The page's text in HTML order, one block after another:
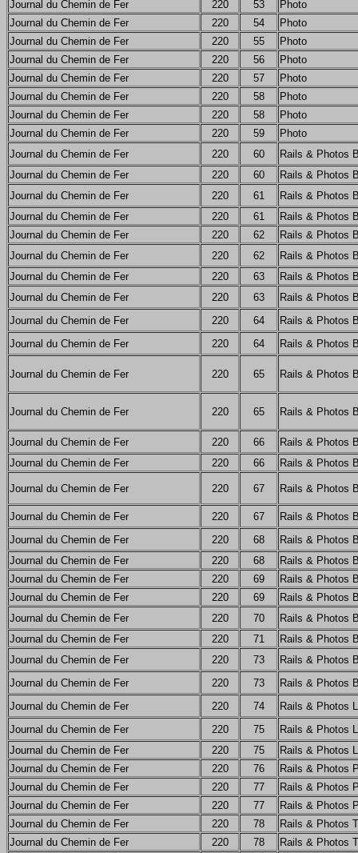
Journal du Chemin de Fer 220 53
Photo
Journal du Chemin de Fer
220 54
Photo
Journal du Chemin de Fer
220 55
Photo
Journal du Chemin de Fer
220 56
Photo
Journal du Chemin de Fer
220 57
Photo
Journal du Chemin de Fer
220 58
Photo
Journal du Chemin de Fer
220 58
Photo
Journal du Chemin de Fer
220 59
Photo
Journal du Chemin de Fer
220 60
Rails & Photos
Journal du Chemin de Fer
220 60
Rails & Photos
Journal du Chemin de Fer
220 61
Rails & Photos
Journal du Chemin de Fer
220 61
Rails & Photos
Journal du Chemin de Fer
220 62
Rails & Photos
Journal du Chemin de Fer
220 62
Rails & Photos
Journal du Chemin de Fer
220 63
Rails & Photos
Journal du Chemin de Fer
220 63
Rails & Photos
Journal du Chemin de Fer
220 64
Rails & Photos
Journal du Chemin de Fer
220 64 Rails & Photos
Journal du Chemin de Fer 220 65 Rails & Photos
Journal du Chemin de Fer 220 65 Rails & Photos
Journal du Chemin de Fer 220 66
Rails & Photos
Journal du Chemin de Fer
220 66 Rails & Photos
Journal du Chemin de Fer 220 67 Rails & Photos
Journal du Chemin de Fer 220 67
Rails & Photos
Journal du Chemin de Fer
220 68
Rails & Photos
Journal du Chemin de Fer
220 68
Rails & Photos
Journal du Chemin de Fer
220 69
Rails & Photos
Journal du Chemin de Fer
220 69
Rails & Photos
Journal du Chemin de Fer
220 70
Rails & Photos
Journal du Chemin de Fer
220 71
Rails & Photos
Journal du Chemin de Fer
220 73
Rails & Photos
Journal du Chemin de Fer
220 73
Rails & Photos
Journal du Chemin de Fer
220 74
Rails & Photos
Journal du Chemin de Fer
220 75
Rails & Photos
Journal du Chemin de Fer
220 75
Rails & Photos
Journal du Chemin de Fer
220 76
Rails & Photos
Journal du Chemin de Fer
220 77
Rails & Photos
Journal du Chemin de Fer
220 77
Rails & Photos
Journal du Chemin de Fer
220 78
Rails & Photos
Journal du Chemin de Fer
220 78
Rails & Photos